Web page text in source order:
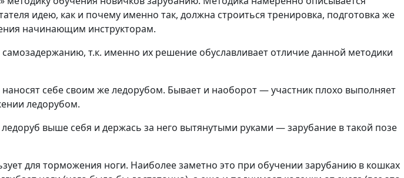
идею, как и почему именно так, должна строиться тренировка, подготовка же
начинающим инструкторам.
т.к. именно их решение обуславливает отличие данной методики
себе своим же ледорубом. Бывает и наоборот — участник плохо выполняет
ледорубом.
выше себя и держась за него вытянутыми руками — зарубание в такой позе
для торможения ноги. Наиболее заметно это при обучении зарубанию в кошках